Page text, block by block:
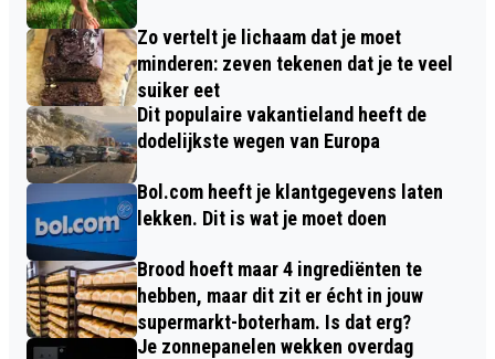
Zo vertelt je lichaam dat je moet
minderen: zeven tekenen dat je te veel
suiker eet
Dit populaire vakantieland heeft de
dodelijkste wegen van Europa
Bol.com heeft je klantgegevens laten
lekken. Dit is wat je moet doen
Brood hoeft maar 4 ingrediënten te
hebben, maar dit zit er écht in jouw
supermarkt-boterham. Is dat erg?
Je zonnepanelen wekken overdag